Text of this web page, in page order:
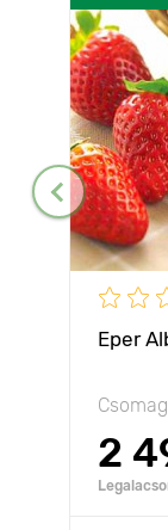
Eper
2